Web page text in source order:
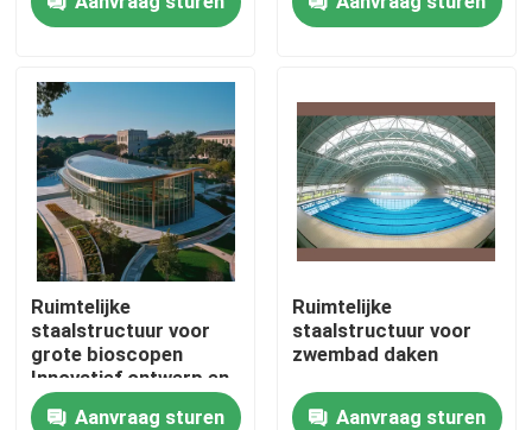
Huis
Producten
Ongeveer ons
Fabrieksreis
maximaliseren
en veelzijdige stalen
gebouwen
Ruimtelijke
staalstructuur voor
grote bioscopen
Innovatief ontwerp en
structurele integriteit
Aanvraag sturen
Ruimtelijke
staalstructuur voor
zwembad daken
Aanvraag sturen